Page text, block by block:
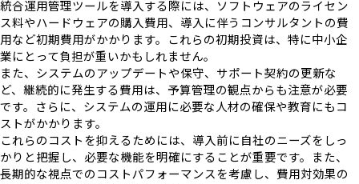
統合運用管理ツールを導入する際には、ソフトウェアのライセン
ス料やハードウェアの購入費用、導入に伴うコンサルタントの費
用など初期費用がかかります。これらの初期投資は、特に中小企
業にとって負担が重いかもしれません。
また、システムのアップデートや保守、サポート契約の更新な
ど、継続的に発生する費用は、予算管理の観点からも注意が必要
です。さらに、システムの運用に必要な人材の確保や教育にもコ
ストがかかります。
これらのコストを抑えるためには、導入前に自社のニーズをしっ
かりと把握し、必要な機能を明確にすることが重要です。また、
長期的な視点でのコストパフォーマンスを考慮し、費用対効果の